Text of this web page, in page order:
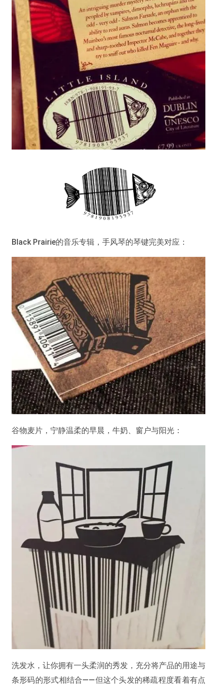
Black Prairie的音乐专辑，手风琴的琴键完美对应：
谷物麦片，宁静温柔的早晨，牛奶、窗户与阳光：
洗发水，让你拥有一头柔润的秀发，充分将产品的用途与
条形码的形式相结合——但这个头发的稀疏程度看着有点